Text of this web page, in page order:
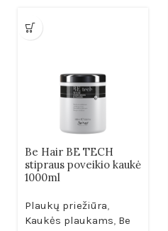
Be Hair BE TECH
stipraus poveikio kaukė
1000ml
Plaukų priežiūra,
Kaukės plaukams, Be